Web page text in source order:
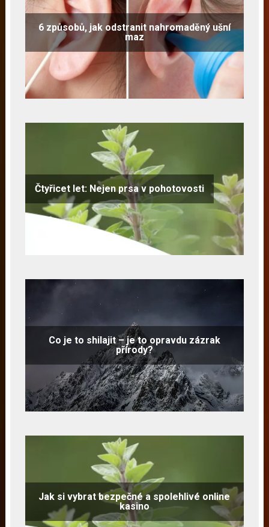
6 způsobů, jak odstranit nahromaděný ušní
maz
Čtyřicet let: Nejen prsa v pohotovosti
Co je to shilajit – je to opravdu zázrak
přírody?
Jak si vybrat bezpečné a spolehlivé online
kasino